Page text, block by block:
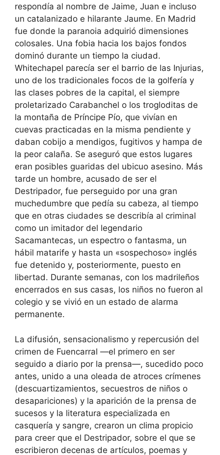
respondía al nombre de Jaime, Juan e incluso
un catalanizado e hilarante Jaume. En Madrid
fue donde la paranoia adquirió dimensiones
colosales. Una fobia hacia los bajos fondos
dominó durante un tiempo la ciudad.
Whitechapel parecía ser el barrio de las Injurias,
uno de los tradicionales focos de la golfería y
las clases pobres de la capital, el siempre
proletarizado Carabanchel o los trogloditas de
la montaña de Príncipe Pío, que vivían en
cuevas practicadas en la misma pendiente y
daban cobijo a mendigos, fugitivos y hampa de
la peor calaña. Se aseguró que estos lugares
eran posibles guaridas del ubicuo asesino. Más
tarde un hombre, acusado de ser el
Destripador, fue perseguido por una gran
muchedumbre que pedía su cabeza, al tiempo
que en otras ciudades se describía al criminal
como un imitador del legendario
Sacamantecas, un espectro o fantasma, un
hábil matarife y hasta un «sospechoso» inglés
fue detenido y, posteriormente, puesto en
libertad. Durante semanas, con los madrileños
encerrados en sus casas, los niños no fueron al
colegio y se vivió en un estado de alarma
permanente.
La difusión, sensacionalismo y repercusión del
crimen de Fuencarral —el primero en ser
seguido a diario por la prensa—, sucedido poco
antes, unido a una oleada de atroces crímenes
(descuartizamientos, secuestros de niños o
desapariciones) y la aparición de la prensa de
sucesos y la literatura especializada en
casquería y sangre, crearon un clima propicio
para creer que el Destripador, sobre el que se
escribieron decenas de artículos, poemas y